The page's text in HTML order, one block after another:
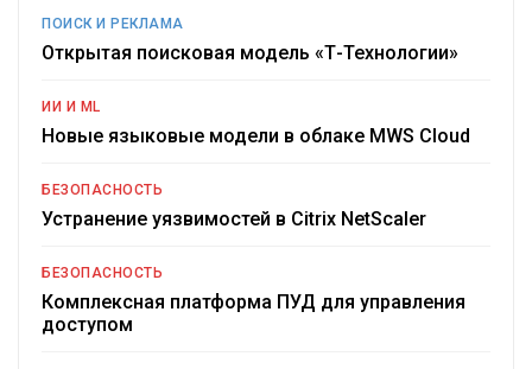
ПОИСК И РЕКЛАМА
Открытая поисковая модель «Т-Технологии»
ИИ И ML
Новые языковые модели в облаке MWS Cloud
БЕЗОПАСНОСТЬ
Устранение уязвимостей в Citrix NetScaler
БЕЗОПАСНОСТЬ
Комплексная платформа ПУД для управления
доступом